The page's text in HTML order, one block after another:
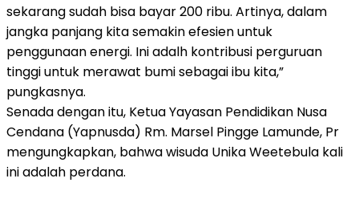
sekarang sudah bisa bayar 200 ribu. Artinya, dalam
jangka panjang kita semakin efesien untuk
penggunaan energi. Ini adalh kontribusi perguruan
tinggi untuk merawat bumi sebagai ibu kita,”
pungkasnya.
Senada dengan itu, Ketua Yayasan Pendidikan Nusa
Cendana (Yapnusda) Rm. Marsel Pingge Lamunde, Pr
mengungkapkan, bahwa wisuda Unika Weetebula kali
ini adalah perdana.